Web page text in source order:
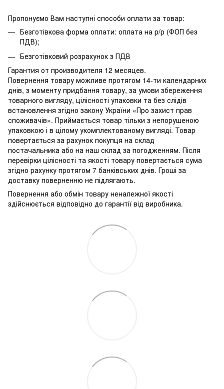
Пропонуємо Вам наступні способи оплати за товар:
Безготівкова форма оплати: оплата на р/р (ФОП без
ПДВ);
Безготівковий розрахунок з ПДВ
Гарантия от производителя 12 месяцев.
Повернення товару можливе протягом 14-ти календарних
днів, з моменту придбання товару, за умови збереження
товарного вигляду, цілісності упаковки та без слідів
встановлення згідно закону України «Про захист прав
споживачів». Приймається товар тільки з непорушеною
упаковкою і в цілому укомплектованому вигляді. Товар
повертається за рахунок покупця на склад
постачальника або на наш склад за погодженням. Після
перевірки цілісності та якості товару повертається сума
згідно рахунку протягом 7 банківських днів. Гроші за
доставку поверненню не підлягають.
Повернення або обмін товару неналежної якості
здійснюється відповідно до гарантії від виробника.